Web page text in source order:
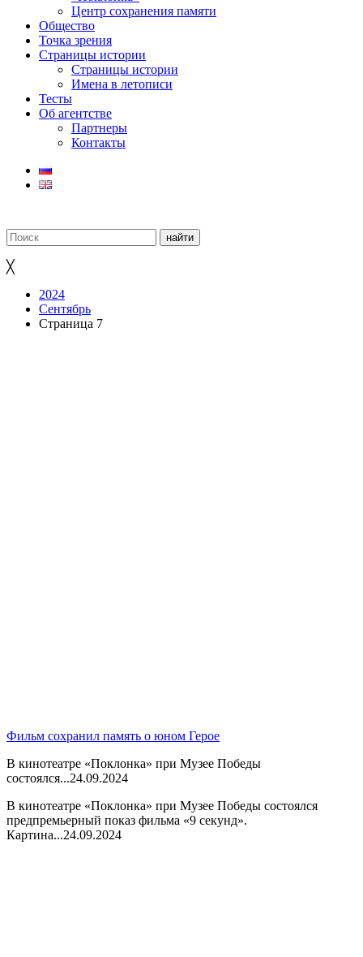
Центр сохранения памяти
Общество
Точка зрения
Страницы истории
Страницы истории
Имена в летописи
Тесты
Об агентстве
Партнеры
Контакты
╳
2024
Сентябрь
Страница 7
Фильм сохранил память о юном Герое
В кинотеатре «Поклонка» при Музее Победы
состоялся...24.09.2024
В кинотеатре «Поклонка» при Музее Победы состоялся
предпремьерный показ фильма «9 секунд».
Картина...24.09.2024